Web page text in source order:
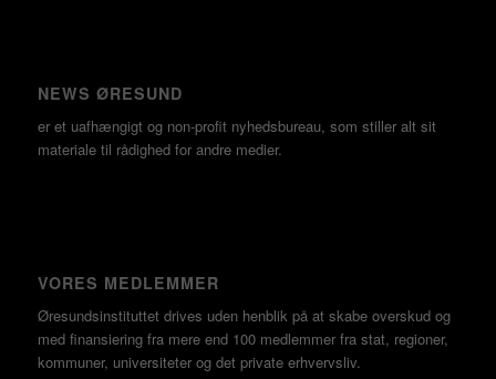
NEWS ØRESUND
er et uafhængigt og non-profit nyhedsbureau, som stiller alt sit
materiale til rådighed for andre medier.
VORES MEDLEMMER
Øresundsinstituttet drives uden henblik på at skabe overskud og
med finansiering fra mere end 100 medlemmer fra stat, regioner,
kommuner, universiteter og det private erhvervsliv.